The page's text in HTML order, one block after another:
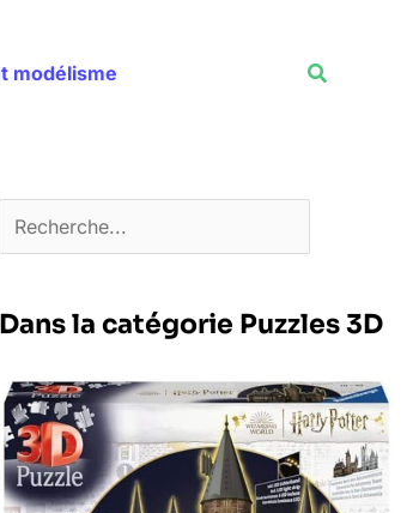
modélisme
Dans la catégorie Puzzles 3D